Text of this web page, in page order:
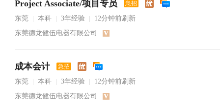
Project Associate/项目专员 急招
东莞 本科 3年经验
12分钟前刷新
东莞德龙健伍电器有限公司
成本会计 急招
东莞 本科 3年经验
12分钟前刷新
东莞德龙健伍电器有限公司